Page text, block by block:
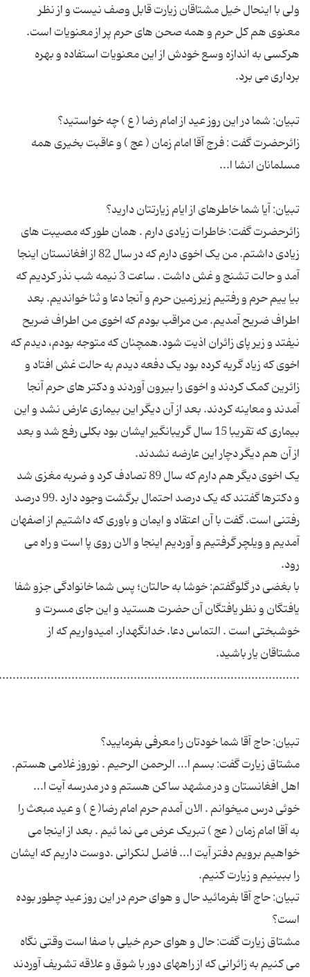
ولی با اینحال خیل مشتاقان زیارت قابل وصف نیست و از نظر
معنوی هم کل حرم و همه صحن های حرم پر از معنویات است.
هرکسی به اندازه وسع خودش از این معنویات استفاده و بهره
زائرحضرت گفت : فرج آقا امام زمان ( عج ) و عاقبت بخیری همه
زائرحضرت گفت: خاطرات زیادی دارم . همان طور که مصیبت های
زیادی داشتم. من یک اخوی دارم که در سال 82 از افغانستان اینجا
آمد و حالت تشنج و غش داشت . ساعت 3 نیمه شب نذر کردیم که
بیا ییم حرم و رفتیم زیر زمین حرم و آنجا دعا و ثنا خواندیم. بعد
اطراف ضریح آمدیم. من مراقب بودم که اخوی من اطراف ضریح
نیفتد و زیر پای زائران اذیت شود.همچنان که متوجه بودم، دیدم که
اخوی که زیاد گریه کرده بود یک دفعه دیدم به حالت غش افتاد و
زائرین کمک کردند و اخوی را بیرون آوردند و دکتر های حرم آنجا
آمدند و معاینه کردند. بعد از آن دیگر این بیماری عارض نشد و این
بیماری که تقریبا 15 سال گریبانگیر ایشان بود بکلی رفع شد و بعد
یک اخوی دیگر هم دارم که سال 89 تصادف کرد و ضربه مغزی شد
و دکترها گفتند که یک درصد احتمال برگشت وجود دارد .99 درصد
رفتنی است. گفت با آن اعتقاد و ایمان و باوری که داشتیم از اصفهان
آمدیم و ویلچر گرفتیم و آوردیم اینجا و الان روی پا است و راه می
با بغضی در گلوگفتم: خوشا به حالتان؛ پس شما خانوادگی جزو شفا
یافتگان و نظر یافتگان آن حضرت هستید و این جای مسرت و
خوشبختی است . التماس دعا. خدانگهدار. امیدواریم که از
مشتاق زیارت گفت: بسم ا... الرحمن الرحیم . نوروز غلامی هستم.
اهل افغانستان و در مشهد ساکن هستم و در مدرسه آیت ا...
خوئی درس میخوانم . الان آمدم حرم امام رضا( ع ) و عید مبعث را
به آقا امام زمان ( عج ) تبریک عرض می نما ئیم . بعد از اینجا می
خواهیم برویم دفتر آیت ا... فاضل لنکرانی .دوست داریم که ایشان
تبیان: حاج آقا بفرمائید حال و هوای حرم در این روز عید چطور بوده
مشتاق زیارت گفت: حال و هوای حرم خیلی با صفا است وقتی نگاه
می کنیم به زائرانی که از راههای دور با شوق و علاقه تشریف آوردند